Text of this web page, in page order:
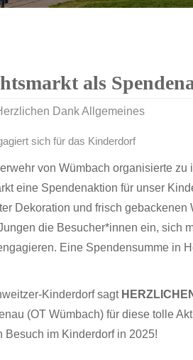
als
Dank Allgemeines
sich für das Kinderdorf
von Wümbach organisierte zu
eine Spendenaktion für unser
Dekoration und frisch gebackenen
die Besucher*innen ein, sich
Eine Spendensumme in
Kinderdorf sagt
(OT Wümbach) für diese tolle
Besuch im Kinderdorf in 2025!